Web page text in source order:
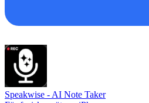
Speakwise - AI Note Taker